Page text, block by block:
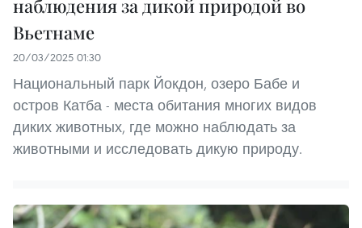
наблюдения за дикой природой во
Вьетнаме
20/03/2025 01:30
Национальный парк Йокдон, озеро Бабе и
остров Катба - места обитания многих видов
диких животных, где можно наблюдать за
животными и исследовать дикую природу.